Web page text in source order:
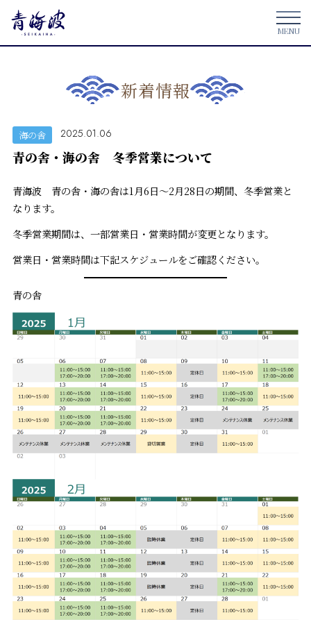
新着情報
海の舎 2025.01.06
青の舎・海の舎 冬季営業について
青海波 青の舎・海の舎は1月6日～2月28日の期間、冬季営業と
なります。
冬季営業期間は、一部営業日・営業時間が変更となります。
営業日・営業時間は下記スケジュールをご確認ください。
青の舎